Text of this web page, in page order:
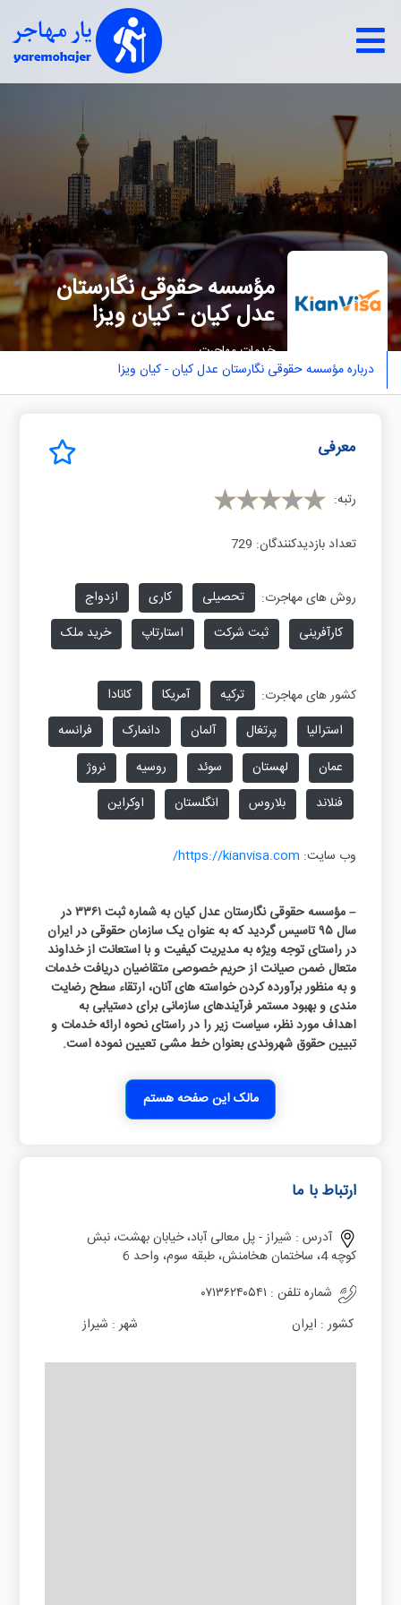
مؤسسه حقوقی نگارستان
عدل کیان - کیان ویزا
خدمات مهاجرت
درباره مؤسسه حقوقی نگارستان عدل کیان - کیان ویزا
معرفی
رتبه:
تعداد بازدیدکنندگان: 729
روش های مهاجرت: تحصیلی کاری
ازدواج
کارآفرینی
ثبت شرکت استارتاپ خرید ملک
کشور های مهاجرت: ترکیه آمریکا
کانادا
استرالیا
پرتغال آلمان دانمارک
فرانسه
عمان
لهستان سوئد روسیه
نروژ
فنلاند
بلاروس انگلستان اوکراین
وب سایت: https://kianvisa.com/
– مؤسسه حقوقی نگارستان عدل کیان به شماره ثبت ۳۳۶۱ در
سال ۹۵ تاسيس گردید که به عنوان یک سازمان حقوقی در ایران
در راستای توجه ویژه به مدیریت کیفیت و با استعانت از خداوند
متعال ضمن صیانت از حریم خصوصی متقاضیان دریافت خدمات
و به منظور برآورده کردن خواسته های آنان، ارتقاء سطح رضایت
مندی و بهبود مستمر فرآیندهای سازمانی برای دستیابی به
اهداف مورد نظر، سیاست زیر را در راستای نحوه ارائه خدمات و
تبیین حقوق شهروندی بعنوان خط مشی تعیین نموده است.
مالک این صفحه هستم
ارتباط با ما
آدرس : شیراز - پل معالی آباد، خیابان بهشت، نبش
کوچه 4، ساختمان هخامنش، طبقه سوم، واحد 6
شماره تلفن : ۰۷۱۳۶۲۴۰۵۴۱
کشور : ایران شهر : شیراز